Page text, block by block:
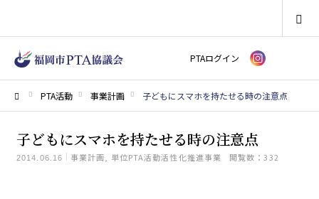
PTAログイン
PTA活動 事業計画 子どもにスマホを持たせる時の注意点
子どもにスマホを持たせる時の注意点
2014.06.16 事業計画 単位PTA活動活性化推進事業 閲覧数：332